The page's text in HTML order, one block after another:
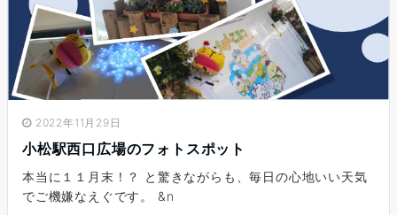
2022年11月29日
小松駅西口広場のフォトスポット
本当に１１月末！？ と驚きながらも、毎日の心地いい天気
でご機嫌なえぐです。 &n